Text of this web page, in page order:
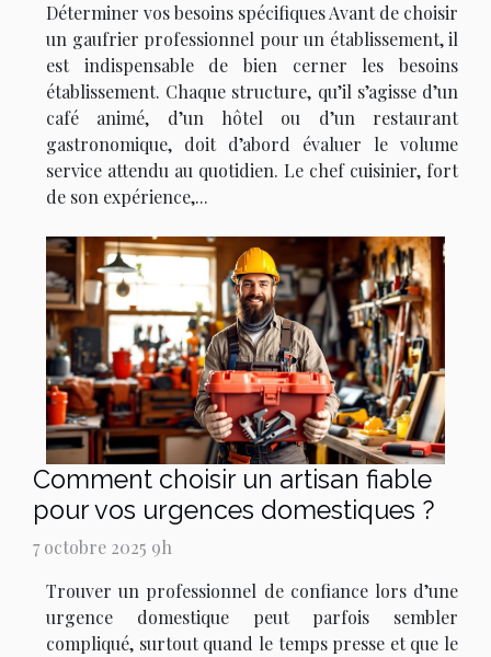
Déterminer vos besoins spécifiques Avant de choisir
un gaufrier professionnel pour un établissement, il
est indispensable de bien cerner les besoins
établissement. Chaque structure, qu’il s’agisse d’un
café animé, d’un hôtel ou d’un restaurant
gastronomique, doit d’abord évaluer le volume
service attendu au quotidien. Le chef cuisinier, fort
de son expérience,...
Comment choisir un artisan fiable
pour vos urgences domestiques ?
7 octobre 2025 9h
Trouver un professionnel de confiance lors d’une
urgence domestique peut parfois sembler
compliqué, surtout quand le temps presse et que le